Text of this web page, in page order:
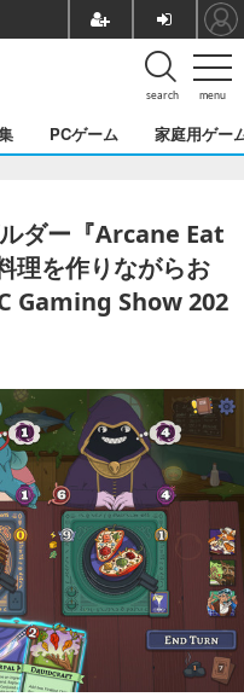
menu
search
PCゲーム 家庭用ゲー
ダー『Arcane Eat
理を作りながらお
Gaming Show 202